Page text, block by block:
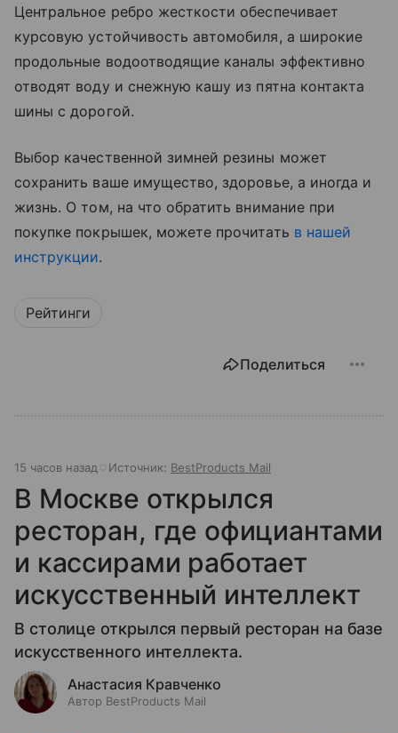
Центральное ребро жесткости обеспечивает
курсовую устойчивость автомобиля, а широкие
продольные водоотводящие каналы эффективно
отводят воду и снежную кашу из пятна контакта
шины с дорогой.
Выбор качественной зимней резины может
сохранить ваше имущество, здоровье, а иногда и
жизнь. О том, на что обратить внимание при
покупке покрышек, можете прочитать в нашей
инструкции.
Рейтинги
Поделиться
15 часов назад Источник: BestProducts Mail
В Москве открылся
ресторан, где официантами
и кассирами работает
искусственный интеллект
В столице открылся первый ресторан на базе
искусственного интеллекта.
Анастасия Кравченко
Автор BestProducts Mail